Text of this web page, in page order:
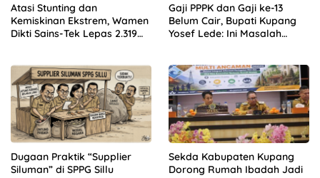
Atasi Stunting dan
Kemiskinan Ekstrem, Wamen
Dikti Sains-Tek Lepas 2.319
Gaji PPPK dan Gaji ke-13
Belum Cair, Bupati Kupang
Yosef Lede: Ini Masalah
Dugaan Praktik “Supplier
Siluman” di SPPG Sillu
Sekda Kabupaten Kupang
Dorong Rumah Ibadah Jadi